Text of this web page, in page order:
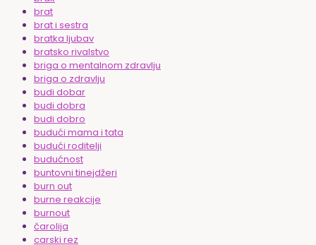
brat
brat i sestra
bratka ljubav
bratsko rivalstvo
briga o mentalnom zdravlju
briga o zdravlju
budi dobar
budi dobra
budi dobro
budući mama i tata
budući roditelji
budućnost
buntovni tinejdžeri
burn out
burne reakcije
burnout
čarolija
carski rez